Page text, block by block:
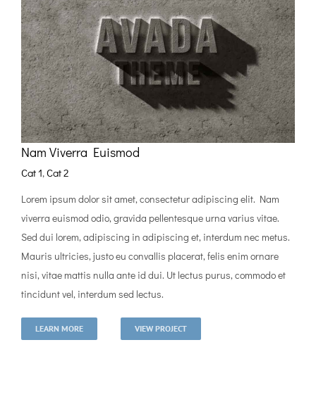
Nam Viverra Euismod
Cat 1, Cat 2
Lorem ipsum dolor sit amet, consectetur adipiscing elit. Nam
viverra euismod odio, gravida pellentesque urna varius vitae.
Sed dui lorem, adipiscing in adipiscing et, interdum nec metus.
Mauris ultricies, justo eu convallis placerat, felis enim ornare
nisi, vitae mattis nulla ante id dui. Ut lectus purus, commodo et
tincidunt vel, interdum sed lectus.
LEARN MORE VIEW PROJECT